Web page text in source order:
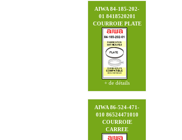
AIWA 84-185-202-
01 8418520201
COURROIE PLATE
+ de détails
AIWA 86-524-471-
010 86524471010
COURROIE
CARREE